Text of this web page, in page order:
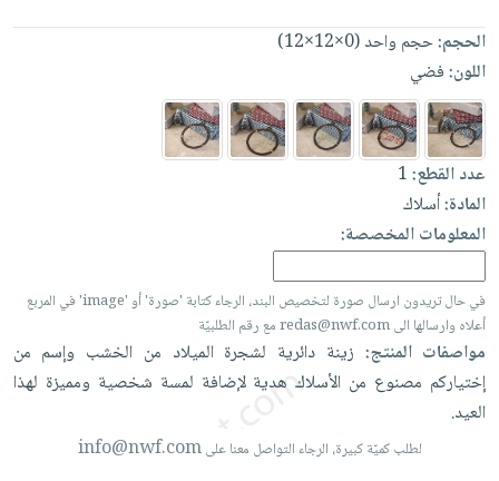
بالأسنان
الحمية
والتغذية
أدوات
المائدة
الأوعية
والتخزين
أدوات
المطبخ
مبيعاً
العودة
للمدارس
اكسسوارات
كتب
اكسسوارات
منزلية
ملابس
مطرزات
حقائب
عناية
بالذات
مجاني
بنود
مختارة
اشتراكات
كل
الاشتراكات
صندوق
iKitab
بلا
حدود
بحث
متقدم
نيل
وفرات
عن
الشركة
حسابك
الأمنيات
الحجم:حجم واحد (0×12×12)
اللون:فضي
عدد القطع:1
المادة:أسلاك
المعلومات المخصصة:
في حال تريدون ارسال صورة لتخصيص البند، الرجاء كتابة 'صورة' أو 'image' في المربع
أعلاه وارسالها الى redas@nwf.com مع رقم الطلبيّة
مواصفات المنتج: زينة دائرية لشجرة الميلاد من الخشب وإسم من
إختياركم مصنوع من الأسلاك هديةلإضافة لمسة شخصية ومميزة لهذا
العيد.
لطلب كميّة كبيرة، الرجاء التواصل معنا علىinfo@nwf.com